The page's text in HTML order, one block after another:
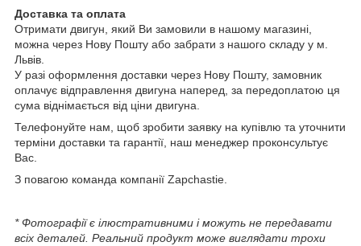
Доставка та оплата
Отримати двигун, який Ви замовили в нашому магазині,
можна через Нову Пошту або забрати з нашого складу у м.
Львів.
У разі оформлення доставки через Нову Пошту, замовник
оплачує відправлення двигуна наперед, за передоплатою ця
сума віднімається від ціни двигуна.
Телефонуйте нам, щоб зробити заявку на купівлю та уточнити
терміни доставки та гарантії, наш менеджер проконсультує
Вас.
З повагою команда компанії Zapchastie.
* Фотографії є ілюстративними і можуть не передавати
всіх деталей. Реальний продукт може виглядати трохи